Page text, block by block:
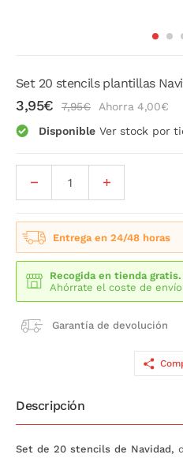
Set 20 stencils plantillas
3,95€ 7,95€
Ahorra 4,00€
Disponible Ver stock por
Entrega en 24/48 horas
Recogida en tienda gratis.
Ahórrate el coste de envío
Garantía de devolución
Descripción
Set de 20 stencils de Navidad,